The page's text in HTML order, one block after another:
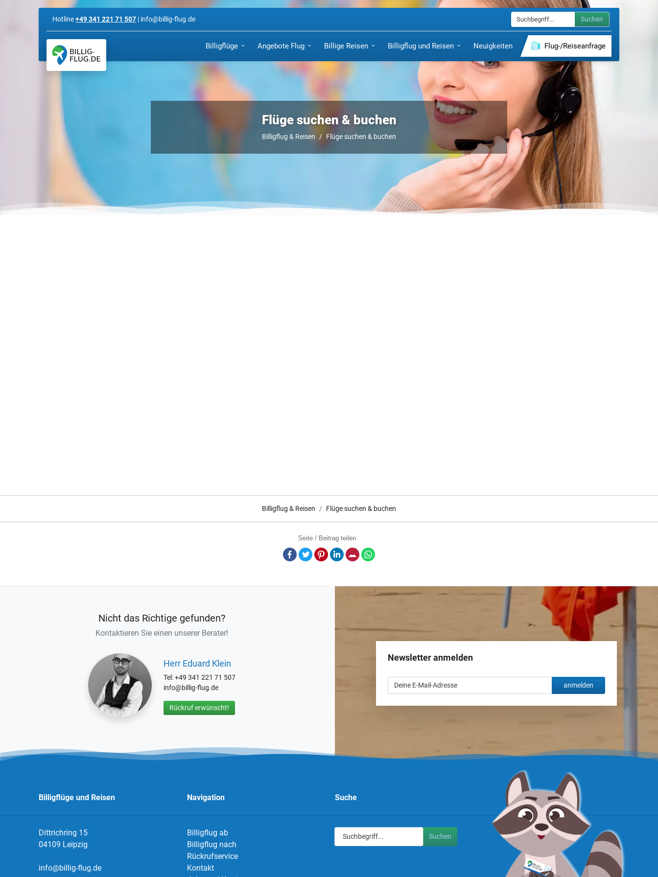
Hotline+49 341 221 71 507 | info@billig-flug.de Suchen
Billigflüge Angebote Flug Billige Reisen Billigflug und Reisen Neuigkeiten Flug-/Reiseanfrage
Flüge suchen & buchen
Billigflug & Reisen Flüge suchen & buchen
Billigflug & Reisen Flüge suchen & buchen
Seite / Beitrag teilen
Facebook
TwitterPinterestLinkedInE-Mail
Nicht das Richtige gefunden?
Kontaktieren Sie einen unserer Berater!
Herr Eduard Klein
Tel: +49 341 221 71 507
info@billig-flug.de
Rückruf erwünscht!
Newsletter anmelden
anmelden
Billigflüge und Reisen
Dittrichring 15
04109 Leipzig
info@billig-flug.de
Navigation
Billigflug ab
Billigflug nach
Rückrufservice
Kontakt
Suche
Suchen